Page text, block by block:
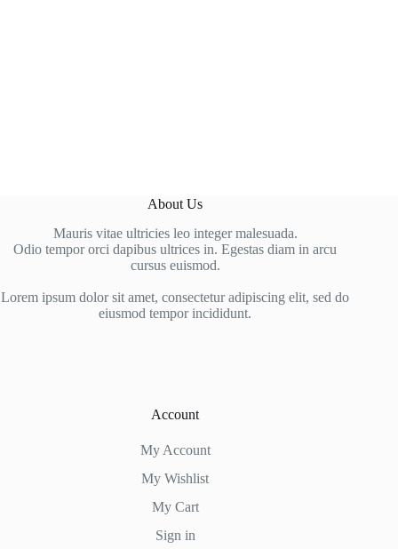
About Us
Mauris vitae ultricies leo integer malesuada.
Odio tempor orci dapibus ultrices in. Egestas diam in arcu
cursus euismod.
Lorem ipsum dolor sit amet, consectetur adipiscing elit, sed do
eiusmod tempor incididunt.
Account
My Account
My Wishlist
My Cart
Sign in